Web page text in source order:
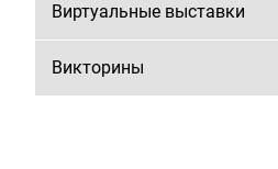
Виртуальные выставки
Викторины